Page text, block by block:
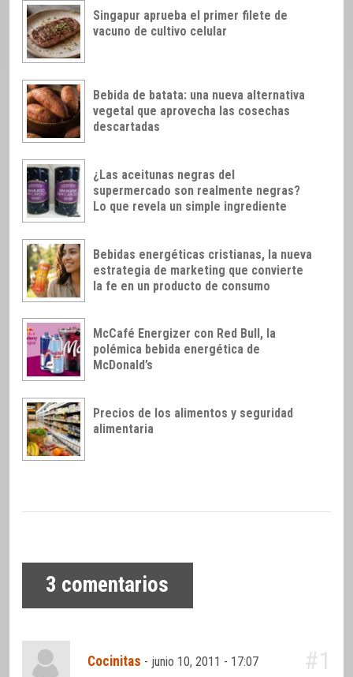
Singapur aprueba el primer filete de
vacuno de cultivo celular
Bebida de batata: una nueva alternativa
vegetal que aprovecha las cosechas
descartadas
¿Las aceitunas negras del
supermercado son realmente negras?
Lo que revela un simple ingrediente
Bebidas energéticas cristianas, la nueva
estrategia de marketing que convierte
la fe en un producto de consumo
McCafé Energizer con Red Bull, la
polémica bebida energética de
McDonald’s
Precios de los alimentos y seguridad
alimentaria
3 comentarios
Cocinitas - junio 10, 2011 - 17:07 #1